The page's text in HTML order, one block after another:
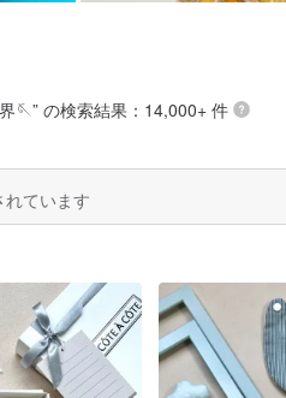
🪡” の検索結果：14,000+ 件
ています